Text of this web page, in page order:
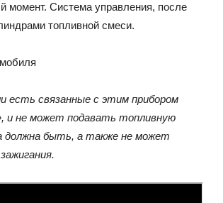
момент. Система управления, после
топливной смеси.
есть связанные с этим прибором
и не может подавать топливную
должна быть, а также не может